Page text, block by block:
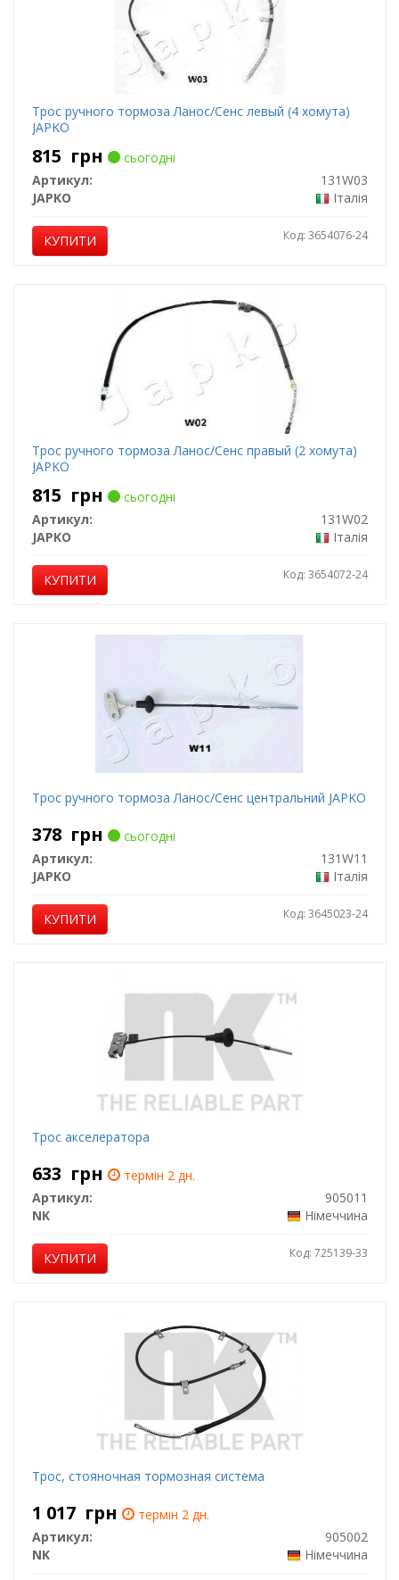
Трос ручного тормоза Ланос/Сенс левый (4 хомута)
JAPKO
815 грн
сьогодні
Артикул:
131W03
JAPKO
Італія
КУПИТИ Код: 3654076-24
Трос ручного тормоза Ланос/Сенс правый (2 хомута)
JAPKO
815 грн
сьогодні
Артикул:
131W02
JAPKO
Італія
КУПИТИ Код: 3654072-24
Трос ручного тормоза Ланос/Сенс центральний JAPKO
378 грн
сьогодні
Артикул:
131W11
JAPKO
Італія
КУПИТИ Код: 3645023-24
Трос акселератора
633 грн
термін 2 дн.
Артикул:
905011
NK
Німеччина
КУПИТИ Код: 725139-33
Трос, стояночная тормозная система
1 017 грн
термін 2 дн.
Артикул:
905002
NK
Німеччина